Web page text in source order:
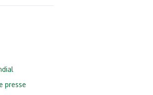
presse